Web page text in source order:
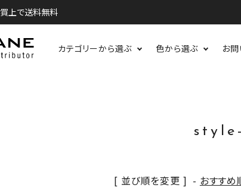
上で送料無料
カテゴリーから選ぶ 色から選ぶ お
[ 並び順を変更 ] - おすすめ